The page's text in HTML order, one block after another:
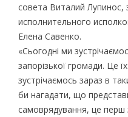
совета Виталий Лупинос,
исполнительного
Елена Савенко.
«Сьогодні ми
запорізької громади. Це
зустрічаємось зараз в
би нагадати, що
самоврядування, це перш